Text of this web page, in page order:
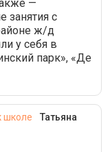
—
занятия с
ж/д
у себя в
парк», «Де
школе
Татьяна